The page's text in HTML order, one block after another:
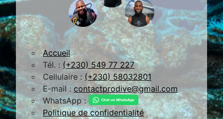
Accueil
Tél. : (+230) 549 77 227
Cellulaire : (+230) 58032801
E-mail : contactprodive@gmail.com
WhatsApp :
Politique de confidentialité